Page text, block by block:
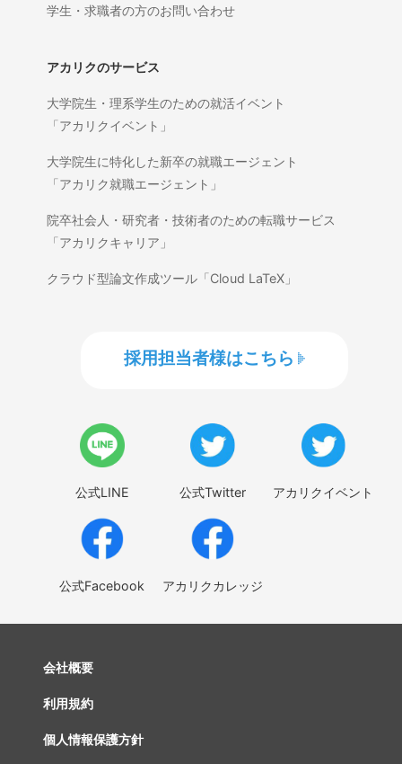
学生・求職者の方のお問い合わせ
アカリクのサービス
大学院生・理系学生のための就活イベント
「アカリクイベント」
大学院生に特化した新卒の就職エージェント
「アカリク就職エージェント」
院卒社会人・研究者・技術者のための転職サービス
「アカリクキャリア」
クラウド型論文作成ツール「Cloud LaTeX」
採用担当者様はこちら
公式LINE 公式Twitter アカリクイベント
公式Facebook アカリクカレッジ
会社概要
利用規約
個人情報保護方針